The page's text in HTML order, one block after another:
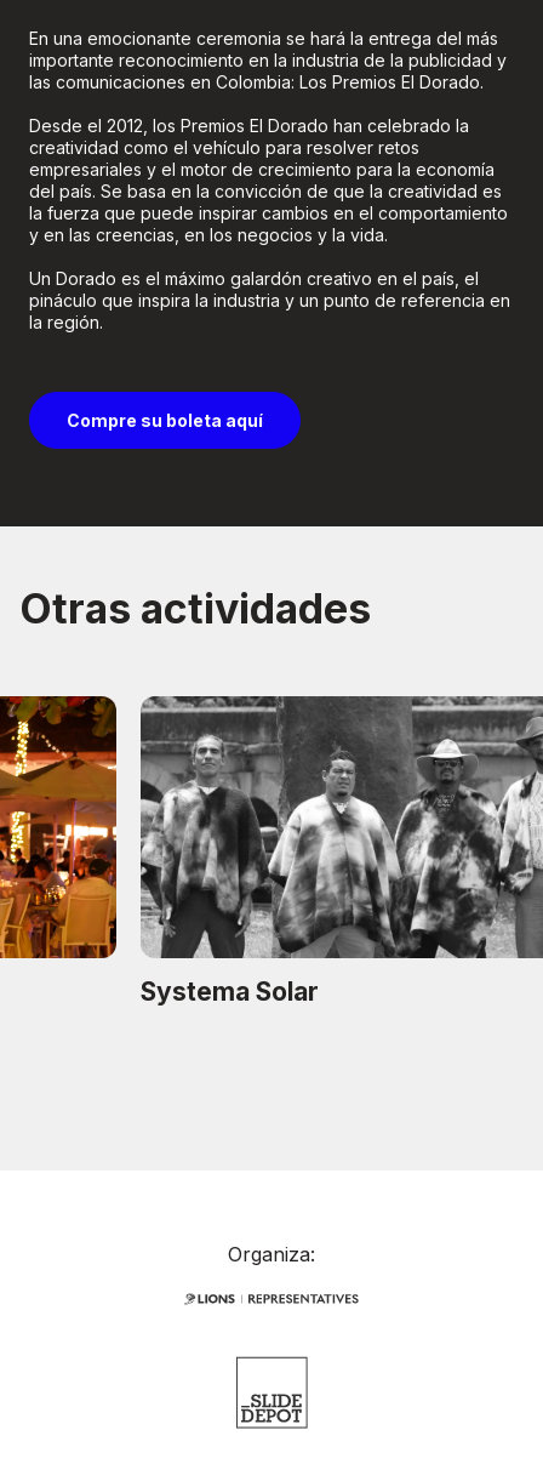
En una emocionante ceremonia se hará la entrega del más
importante reconocimiento en la industria de la publicidad y
las comunicaciones en Colombia: Los Premios El Dorado.
Desde el 2012, los Premios El Dorado han celebrado la
creatividad como el vehículo para resolver retos
empresariales y el motor de crecimiento para la economía
del país. Se basa en la convicción de que la creatividad es
la fuerza que puede inspirar cambios en el comportamiento
y en las creencias, en los negocios y la vida.
Un Dorado es el máximo galardón creativo en el país, el
pináculo que inspira la industria y un punto de referencia en
la región.
Compre su boleta aquí
Otras actividades
Systema Solar
Organiza: